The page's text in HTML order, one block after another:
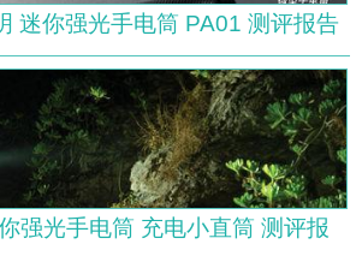
迷你强光手电筒 PA01 测评报告
强光手电筒 充电小直筒 测评报